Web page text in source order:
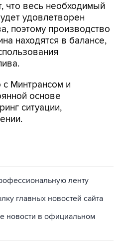
что весь необходимый
удовлетворен
поэтому производство
находятся в балансе,
Минтрансом и
основе
ситуации,
ленту
главных новостей сайта
новости в официальном